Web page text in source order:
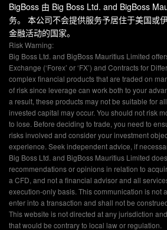
BigBoss 由 Big Boss Ltd. and BigBoss
务。 本公司不会提供服务予居住于美国或
金融活动的国家。
Risk Warning:
Big Boss Ltd. and BigBoss Mauritius Limited
Exchange (‘Forex’ or ‘FX’) and Contracts for
complex financial products that are traded on
of risk since leverage can work both to your
a result, these products may not be suitable for
invested capital may occur. You should not risk
to lose. Before deciding to trade, you need to
risks involved and consider your investment
experience. Seek independent advice, if
Big Boss Ltd. and BigBoss Mauritius Limited
recommendations or opinions in relation to
a CFD, and not a financial advisor and all
execution-only basis. This communication is not
enter into a transaction and shall not be
This website is not directed at any jurisdiction
that would be contrary to local law or regulation.